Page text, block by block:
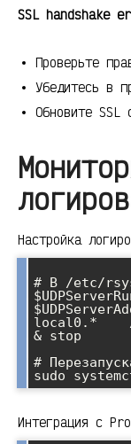
SSL handshake
Проверьте
Убедитесь в
Обновите
Настройка
# В /etc/
local0.*    /
& stop
#
Интеграция с